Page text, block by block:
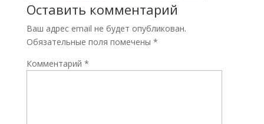
Оставить комментарий
Ваш адрес email не будет опубликован.
Обязательные поля помечены *
Комментарий *